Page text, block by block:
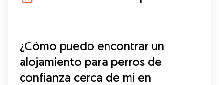
¿Cómo puedo encontrar un
alojamiento para perros de
confianza cerca de mí en